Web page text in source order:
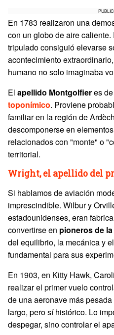
En 1783 realizaron una
con un globo de aire
tripulado consiguió elevarse
acontecimiento
humano no solo imaginaba
El apellido Montgolfieres
toponímico. Proviene
familiar en la región de
descomponerse en
relacionados con "monte" o
territorial.
Wright, el apellido del
Si hablamos de aviación
imprescindible. Wilbur y
estadounidenses, eran
convertirse en pioneros de
del equilibrio, la mecánica y
fundamental para sus
En 1903, en Kitty Hawk,
realizar el primer vuelo
de una aeronave más
largo, pero sí histórico. Lo
despegar, sino controlar el